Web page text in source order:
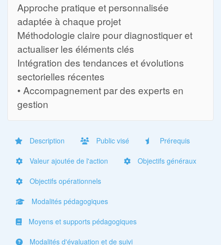
Approche pratique et personnalisée
adaptée à chaque projet
Méthodologie claire pour diagnostiquer et
actualiser les éléments clés
Intégration des tendances et évolutions
sectorielles récentes
• Accompagnement par des experts en
gestion
Description Public visé Prérequis
Valeur ajoutée de l'action Objectifs généraux
Objectifs opérationnels
Modalités pédagogiques
Moyens et supports pédagogiques
Modalités d'évaluation et de suivi